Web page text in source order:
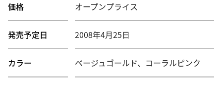
価格 オープンプライス
発売予定日 2008年4月25日
カラー ベージュゴールド、コーラルピンク